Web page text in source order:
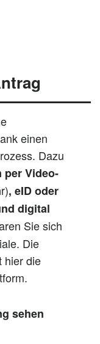
einen
Dazu
perVideo-
, eID oder
digital
Sie sich
Die
hier die
sehen